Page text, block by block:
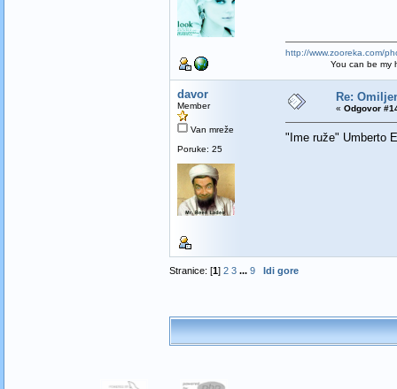
http://www.zooreka.com/
You can be my hero
davor
Member
Van mreže
Poruke: 25
Re:
« Odgovor
"Ime ruže" Umberto
Stranice: [1] 2 3 ... 9 Idi gore